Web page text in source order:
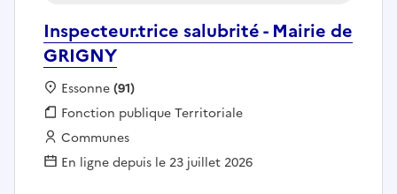
Inspecteur.trice salubrité - Mairie de
GRIGNY
Localisation :
Essonne(91)
Fonction publique :
Fonction publique Territoriale
Employeur :
Communes
En ligne depuis le 23 juillet 2026